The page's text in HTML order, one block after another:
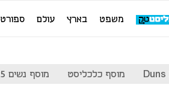
משפט בארץ עולם ספורט
Duns מוסף כלכליסט מוסף נשים 2025